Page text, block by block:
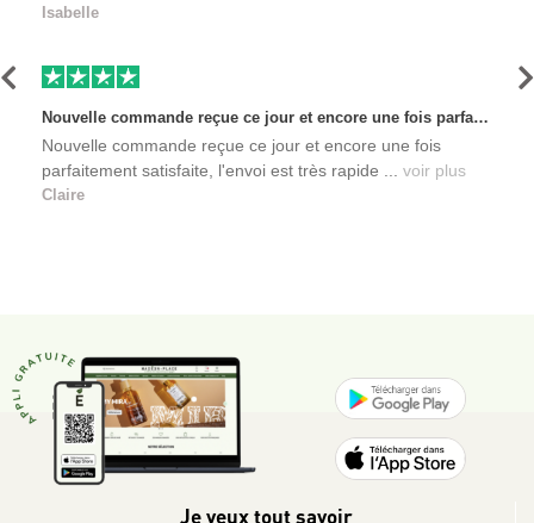
Isabelle
Nouvelle commande reçue ce jour et encore une fois parfaitement satisfaite, l'envoi est très rapide et les produits sont toujours conditionnés de manière personnalisés. L'avantage de commander auprès de créateurs indépendants.
Nouvelle commande reçue ce jour et encore une fois
parfaitement satisfaite, l'envoi est très rapide ... voir plus
Claire
Précédent
Je veux tout savoir